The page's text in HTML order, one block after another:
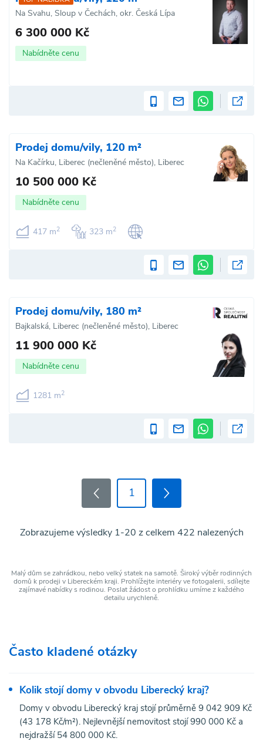
Na Svahu, Sloup v Čechách, okr. Česká Lípa
6 300 000 Kč
Nabídněte cenu
Prodej domu/vily, 120 m²
Na Kačírku, Liberec (nečleněné město), Liberec
10 500 000 Kč
Nabídněte cenu
417 m2 323 m2
Prodej domu/vily, 180 m²
Bajkalská, Liberec (nečleněné město), Liberec
11 900 000 Kč
Nabídněte cenu
1281 m2
1
Zobrazujeme výsledky 1-20 z celkem 422 nalezených
Malý dům se zahrádkou, nebo velký statek na samotě. Široký výběr rodinných
domů k prodeji v Libereckém kraji. Prohlížejte interiéry ve fotogalerii, sdílejte
zajímavé nabídky s rodinou. Poslat žádost o prohlídku umíme z každého
detailu urychleně.
Často kladené otázky
Kolik stojí domy v obvodu Liberecký kraj?
Domy v obvodu Liberecký kraj stojí průměrně 9 042 909 Kč
(43 178 Kč/m²). Nejlevnější nemovitost stojí 990 000 Kč a
nejdražší 54 800 000 Kč.